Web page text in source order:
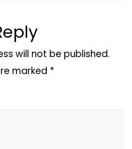
will not be published.
marked *